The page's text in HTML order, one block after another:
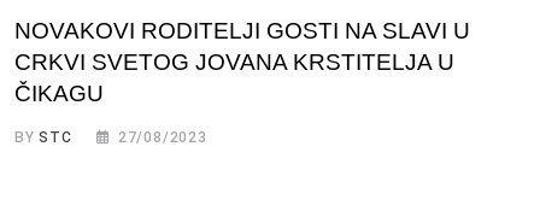
NOVAKOVI RODITELJI GOSTI NA SLAVI U
CRKVI SVETOG JOVANA KRSTITELJA U
ČIKAGU
BYSTC 27/08/2023